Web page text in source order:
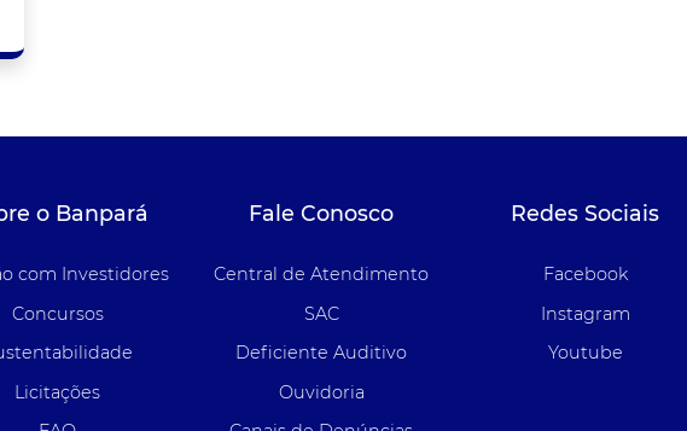
o Banpará
com Investidores
Concursos
Licitações
Fale Conosco
Central de Atendimento
SAC
Deficiente Auditivo
Ouvidoria
Redes Sociais
Facebook
Instagram
Youtube